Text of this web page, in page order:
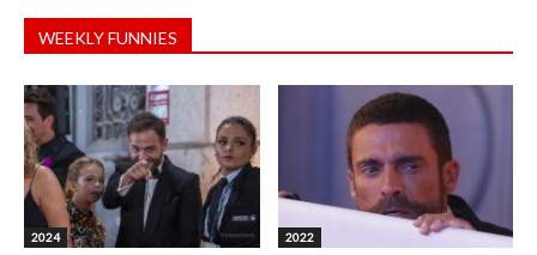
WEEKLY FUNNIES
2024 2022